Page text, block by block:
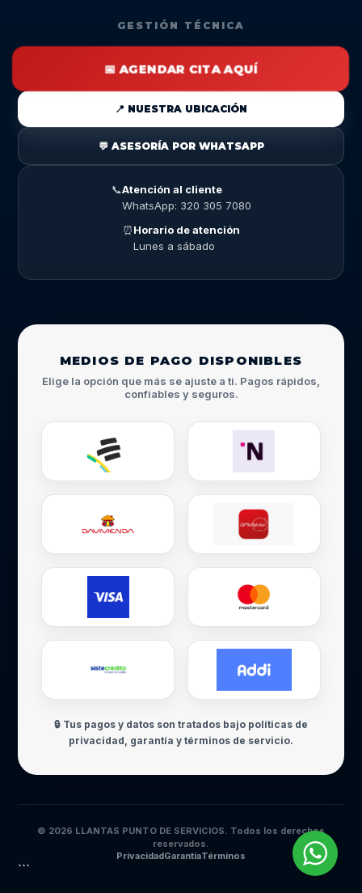
GESTIÓN TÉCNICA
📅 AGENDAR CITA AQUÍ
📍 NUESTRA UBICACIÓN
💬 ASESORÍA POR WHATSAPP
📞Atención al cliente
WhatsApp: 320 305 7080
⏰Horario de atención
Lunes a sábado
MEDIOS DE PAGO DISPONIBLES
Elige la opción que más se ajuste a ti. Pagos rápidos,
confiables y seguros.
🔒 Tus pagos y datos son tratados bajo políticas de
privacidad, garantía y términos de servicio.
© 2026 LLANTAS PUNTO DE SERVICIOS. Todos los derechos
reservados.
PrivacidadGarantíaTérminos
```